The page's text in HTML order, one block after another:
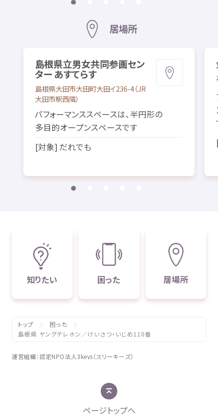
居場所
島根県立男女共同参画セン
ター あすてらす
島根県大田市大田町大田イ236-4（JR
大田市駅西隣）
パフォーマンススペースは、半円形の
多目的オープンスペースです
[対象] だれでも
知りたい 困った 居場所
トップ
困った
島根県 ヤングテレホン／けいさつ・いじめ110番
運営組織：認定NPO法人 3keys（スリーキーズ）
ページトップへ